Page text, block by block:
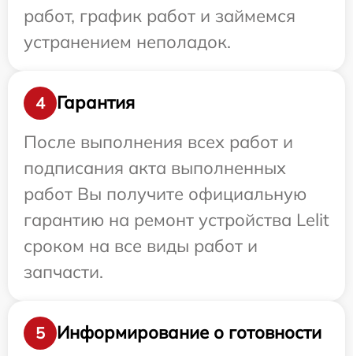
работ, график работ и займемся
устранением неполадок.
4
Гарантия
После выполнения всех работ и
подписания акта выполненных
работ Вы получите официальную
гарантию на ремонт устройства Lelit
сроком на все виды работ и
запчасти.
5
Информирование о готовности